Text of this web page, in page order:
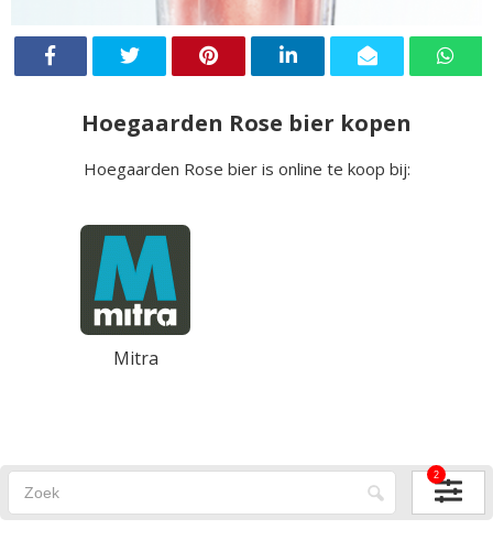
Hoegaarden Rose bier kopen
Hoegaarden Rose bier is online te koop bij:
Mitra
2